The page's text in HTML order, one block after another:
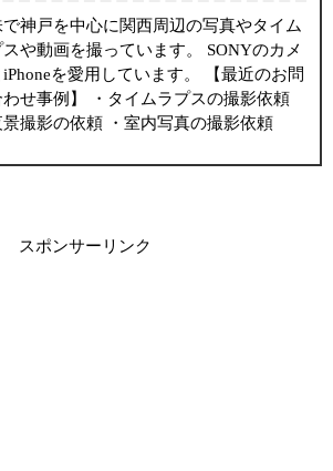
で神戸を中心に関西周辺の写真やタイム
スや動画を撮っています。 SONYのカメ
iPhoneを愛用しています。 【最近のお問
わせ事例】 ・タイムラプスの撮影依頼
景撮影の依頼 ・室内写真の撮影依頼
スポンサーリンク